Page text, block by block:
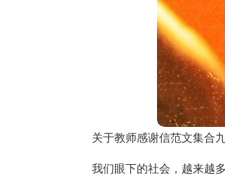
关于教师感谢信范文集合
我们眼下的社会，越来越